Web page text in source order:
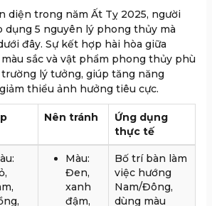
diện trong năm Ất Tỵ 2025, người
dụng 5 nguyên lý phong thủy mà
đây. Sự kết hợp hài hòa giữa
sắc và vật phẩm phong thủy phù
lý tưởng, giúp tăng năng
thiểu ảnh hưởng tiêu cực.
Nên tránh
Ứng dụng
thực tế
Màu:
Đen,
xanh
đậm,
Bố trí bàn làm
việc hướng
Nam/Đông,
dùng màu